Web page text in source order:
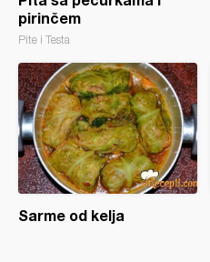
pirinčem
Pite i Testa
Sarme od kelja